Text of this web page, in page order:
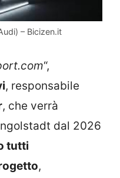
– Bicizen.it
“,
, responsabile
, che verrà
dal 2026
tutti
,